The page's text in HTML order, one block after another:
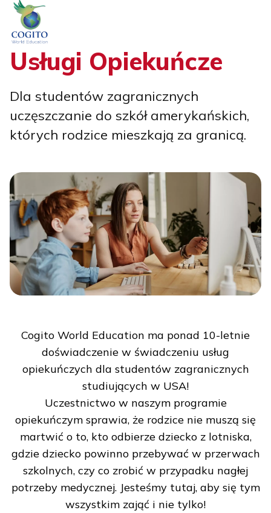
Skip
content
Usługi Opiekuńcze
Dla studentów zagranicznych
uczęszczanie do szkół amerykańskich,
których rodzice mieszkają za granicą.
Cogito World Education ma ponad 10-letnie
doświadczenie w świadczeniu usług
opiekuńczych dla studentów zagranicznych
studiujących w USA!
Uczestnictwo w naszym programie
opiekuńczym sprawia, że rodzice nie muszą się
martwić o to, kto odbierze dziecko z lotniska,
gdzie dziecko powinno przebywać w przerwach
szkolnych, czy co zrobić w przypadku nagłej
potrzeby medycznej. Jesteśmy tutaj, aby się tym
wszystkim zająć i nie tylko!